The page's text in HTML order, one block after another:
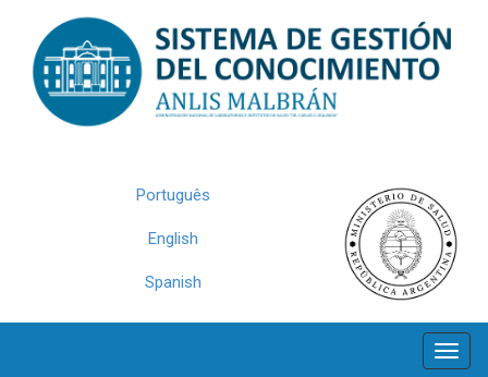
navigation
Português
English
Spanish